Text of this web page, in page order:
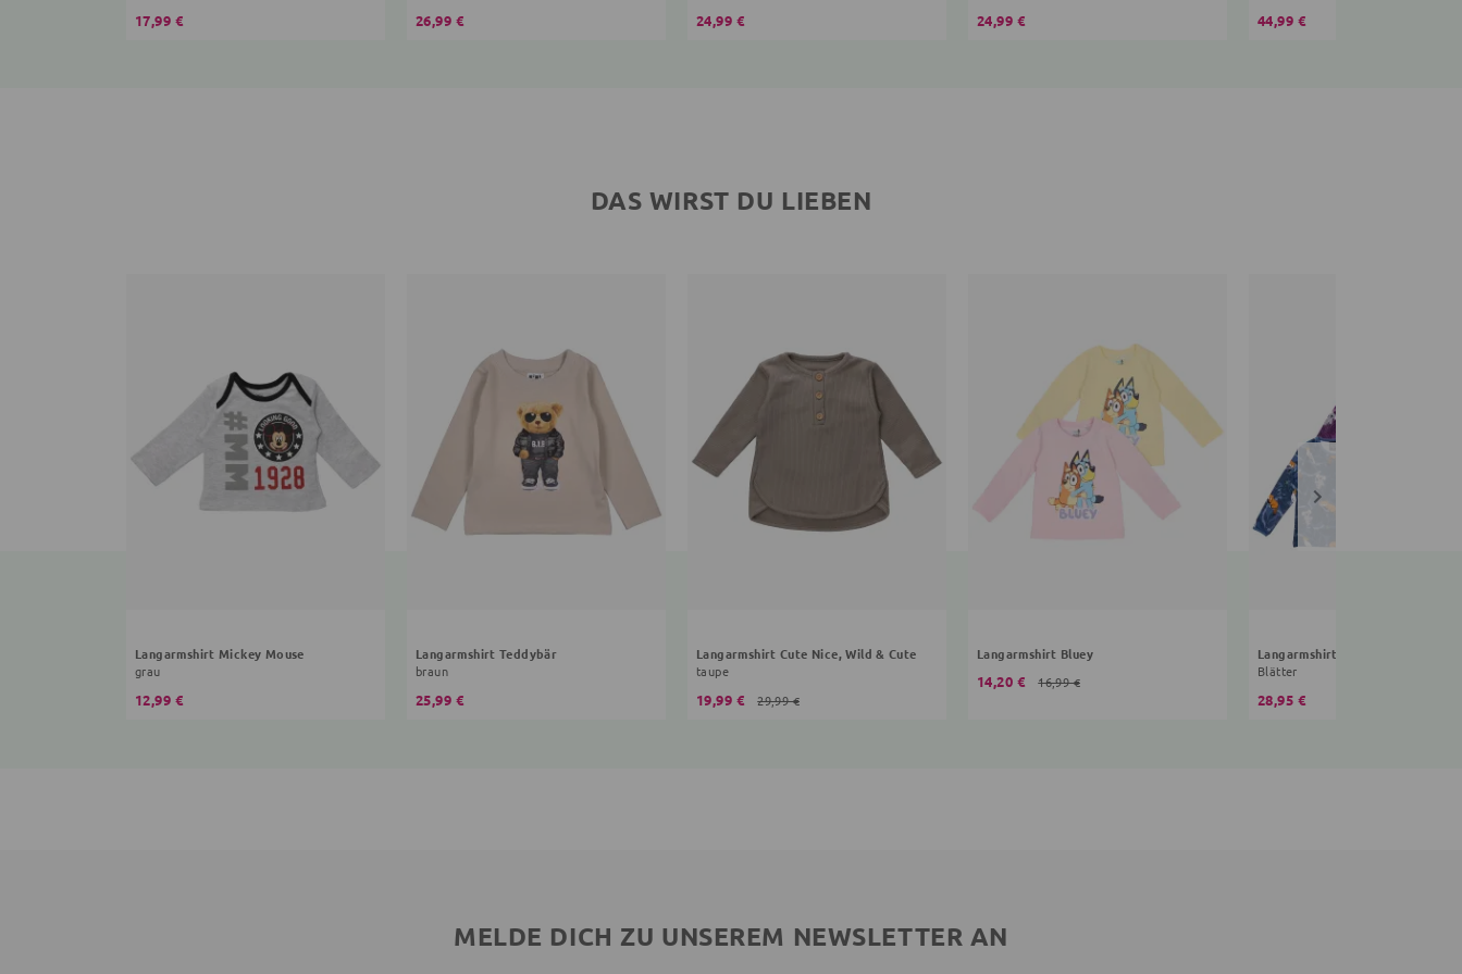
17,99 € 26,99 € 24,99 € 24,99 € 44,99 €
DAS WIRST DU LIEBEN
Langarmshirt Mickey Mouse
grau
12,99 €
Langarmshirt Teddybär
braun
25,99 €
Langarmshirt Cute Nice, Wild & Cute
taupe
19,99 € 29,99 €
Langarmshirt Bluey
14,20 € 16,99 €
Langarmshirt Wildtiere Animal
Blätter
28,95 €
MELDE DICH ZU UNSEREM NEWSLETTER AN